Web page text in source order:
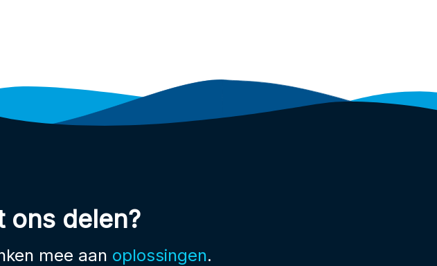
ons delen?
mee aan oplossingen.